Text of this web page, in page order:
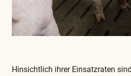
Hinsichtlich ihrer Einsatzraten